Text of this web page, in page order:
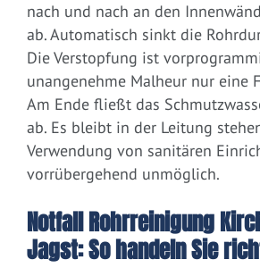
nach und nach an den
ab. Automatisch sinkt die
Die Verstopfung ist
unangenehme Malheur nur eine
Am Ende fließt das
ab. Es bleibt in der Leitung
Verwendung von sanitären
vorrübergehend unmöglich.
Notfall Rohrreinigung
Jagst: So handeln Sie